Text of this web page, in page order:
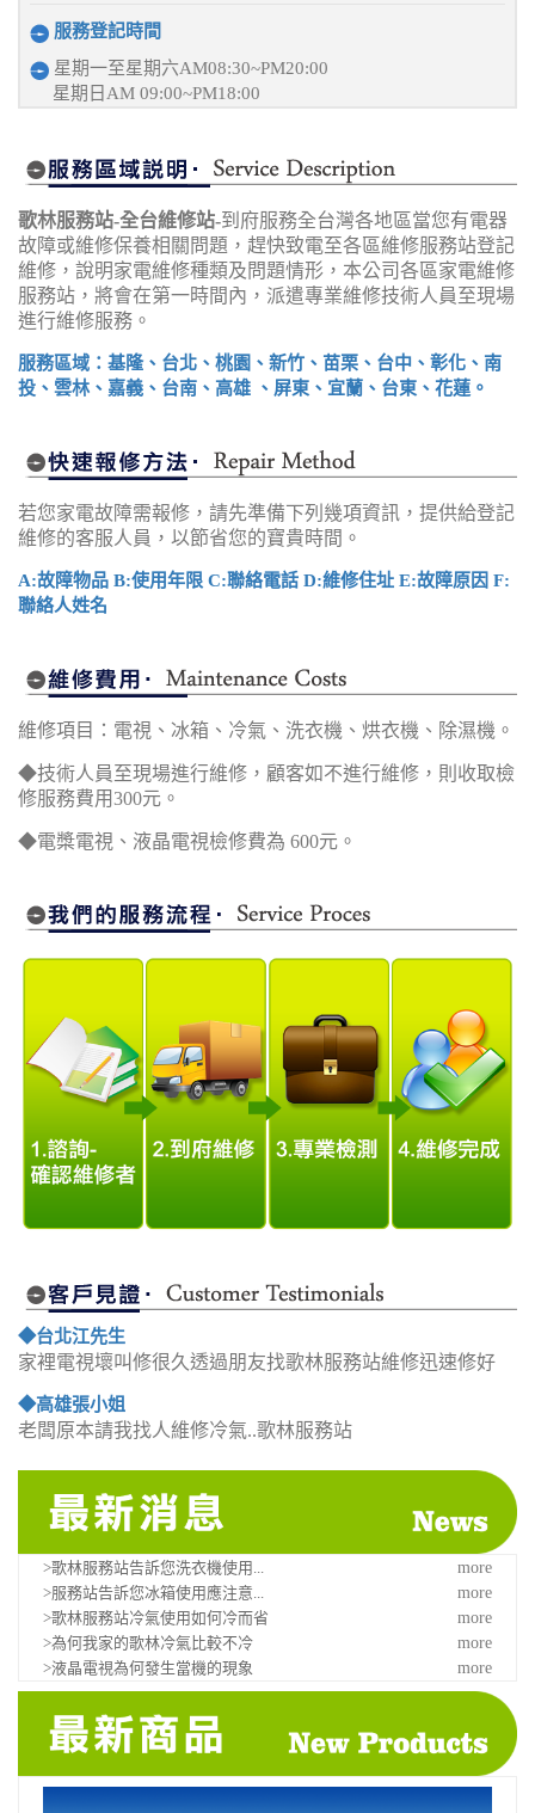
服務登記時間
星期一至星期六AM08:30~PM20:00
星期日AM 09:00~PM18:00
歌林服務站-全台維修站-到府服務全台灣各地區當您有電器
故障或維修保養相關問題，趕快致電至各區維修服務站登記
維修，說明家電維修種類及問題情形，本公司各區家電維修
服務站，將會在第一時間內，派遣專業維修技術人員至現場
進行維修服務。
服務區域：基隆、台北、桃園、新竹、苗栗、台中、彰化、南
投、雲林、嘉義、台南、高雄 、屏東、宜蘭、台東、花蓮。
若您家電故障需報修，請先準備下列幾項資訊，提供給登記
維修的客服人員，以節省您的寶貴時間。
A:故障物品 B:使用年限 C:聯絡電話 D:維修住址 E:故障原因 F:
聯絡人姓名
維修項目：電視、冰箱、冷氣、洗衣機、烘衣機、除濕機。
◆技術人員至現場進行維修，顧客如不進行維修，則收取檢
修服務費用300元。
◆電槳電視、液晶電視檢修費為 600元。
◆台北江先生
家裡電視壞叫修很久透過朋友找歌林服務站維修迅速修好
◆高雄張小姐
老闆原本請我找人維修冷氣..歌林服務站
>歌林服務站告訴您洗衣機使用...
more
>服務站告訴您冰箱使用應注意...
more
>歌林服務站冷氣使用如何冷而省
more
>為何我家的歌林冷氣比較不冷
more
>液晶電視為何發生當機的現象
more